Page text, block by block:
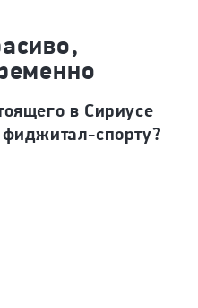
в Сириусе
спорту?